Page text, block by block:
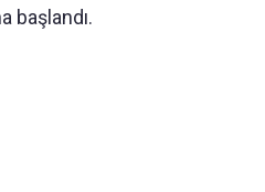
başlandı.